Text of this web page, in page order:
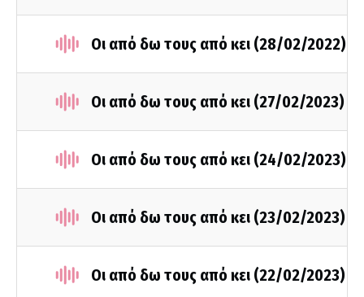
Οι από δω τους από κει (28/02/2022)
Οι από δω τους από κει (27/02/2023)
Οι από δω τους από κει (24/02/2023)
Οι από δω τους από κει (23/02/2023)
Οι από δω τους από κει (22/02/2023)